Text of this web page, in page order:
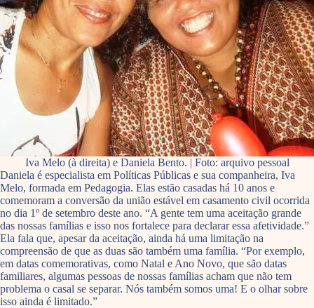
Iva Melo (à direita) e Daniela Bento. | Foto: arquivo pessoal
Daniela é especialista em Políticas Públicas e sua companheira, Iva
Melo, formada em Pedagogia. Elas estão casadas há 10 anos e
comemoram a conversão da união estável em casamento civil ocorrida
no dia 1º de setembro deste ano. “A gente tem uma aceitação grande
das nossas famílias e isso nos fortalece para declarar essa afetividade.”
Ela fala que, apesar da aceitação, ainda há uma limitação na
compreensão de que as duas são também uma família. “Por exemplo,
em datas comemorativas, como Natal e Ano Novo, que são datas
familiares, algumas pessoas de nossas famílias acham que não tem
problema o casal se separar. Nós também somos uma! E o olhar sobre
isso ainda é limitado.”